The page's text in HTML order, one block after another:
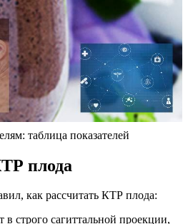
таблица показателей
плода
как рассчитать КТР плода:
в строго сагиттальной проекции,